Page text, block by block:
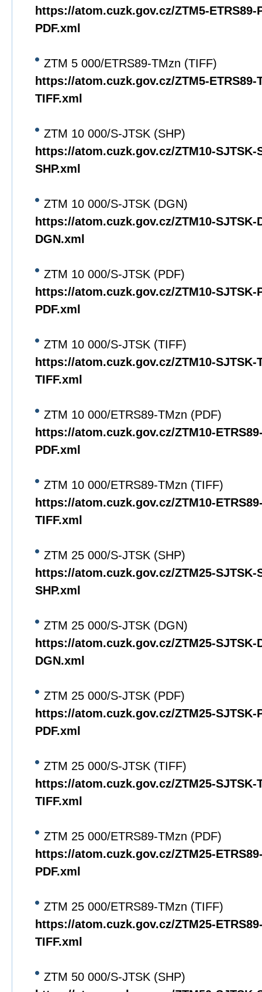
https://atom.cuzk.gov.cz/ZTM5-ETRS89-
PDF.xml
ZTM 5 000/ETRS89-TMzn (TIFF)
https://atom.cuzk.gov.cz/ZTM5-ETRS89-
TIFF.xml
ZTM 10 000/S-JTSK (SHP)
https://atom.cuzk.gov.cz/ZTM10-SJTSK-
SHP.xml
ZTM 10 000/S-JTSK (DGN)
https://atom.cuzk.gov.cz/ZTM10-SJTSK-
DGN.xml
ZTM 10 000/S-JTSK (PDF)
https://atom.cuzk.gov.cz/ZTM10-SJTSK-
PDF.xml
ZTM 10 000/S-JTSK (TIFF)
https://atom.cuzk.gov.cz/ZTM10-SJTSK-
TIFF.xml
ZTM 10 000/ETRS89-TMzn (PDF)
https://atom.cuzk.gov.cz/ZTM10-
PDF.xml
ZTM 10 000/ETRS89-TMzn (TIFF)
https://atom.cuzk.gov.cz/ZTM10-
TIFF.xml
ZTM 25 000/S-JTSK (SHP)
https://atom.cuzk.gov.cz/ZTM25-SJTSK-
SHP.xml
ZTM 25 000/S-JTSK (DGN)
https://atom.cuzk.gov.cz/ZTM25-SJTSK-
DGN.xml
ZTM 25 000/S-JTSK (PDF)
https://atom.cuzk.gov.cz/ZTM25-SJTSK-
PDF.xml
ZTM 25 000/S-JTSK (TIFF)
https://atom.cuzk.gov.cz/ZTM25-SJTSK-
TIFF.xml
ZTM 25 000/ETRS89-TMzn (PDF)
https://atom.cuzk.gov.cz/ZTM25-
PDF.xml
ZTM 25 000/ETRS89-TMzn (TIFF)
https://atom.cuzk.gov.cz/ZTM25-
TIFF.xml
ZTM 50 000/S-JTSK (SHP)